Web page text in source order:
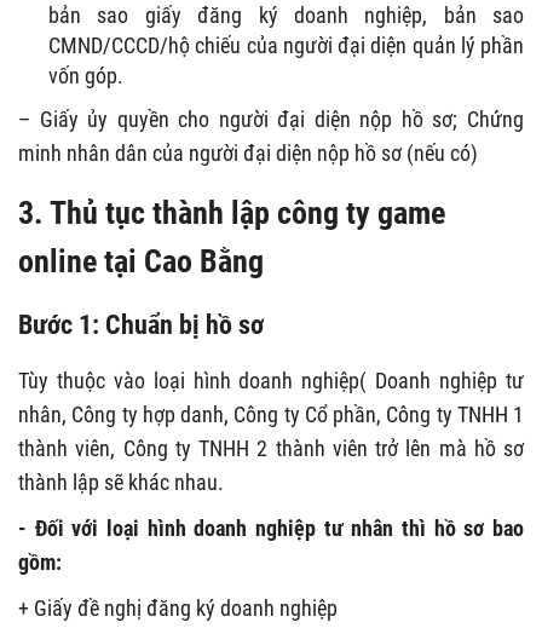
bản sao giấy đăng ký doanh nghiệp, bản sao
CMND/CCCD/hộ chiếu của người đại diện quản lý phần
vốn góp.
– Giấy ủy quyền cho người đại diện nộp hồ sơ; Chứng
minh nhân dân của người đại diện nộp hồ sơ (nếu có)
3. Thủ tục thành lập công ty game
online tại Cao Bằng
Bước 1: Chuẩn bị hồ sơ
Tùy thuộc vào loại hình doanh nghiệp( Doanh nghiệp tư
nhân, Công ty hợp danh, Công ty Cổ phần, Công ty TNHH 1
thành viên, Công ty TNHH 2 thành viên trở lên mà hồ sơ
thành lập sẽ khác nhau.
- Đối với loại hình doanh nghiệp tư nhân thì hồ sơ bao
gồm:
+ Giấy đề nghị đăng ký doanh nghiệp